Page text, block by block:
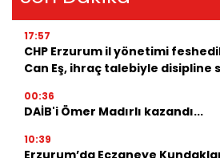
17:57
CHP Erzurum il yönetimi
Can Eş, ihraç talebiyle disipline
00:36
DAİB'i Ömer Madırlı kazandı...
10:39